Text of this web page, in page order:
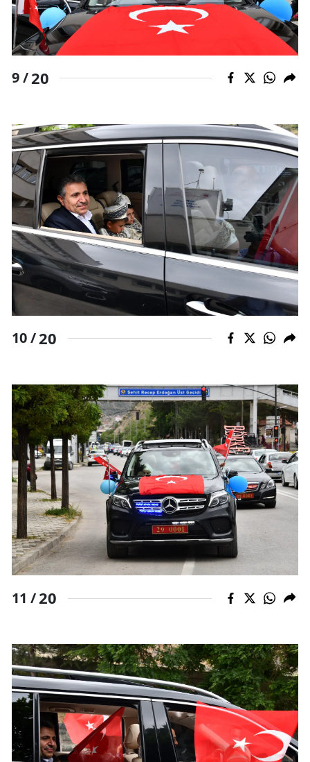
9 /20
10 /20
11 /20